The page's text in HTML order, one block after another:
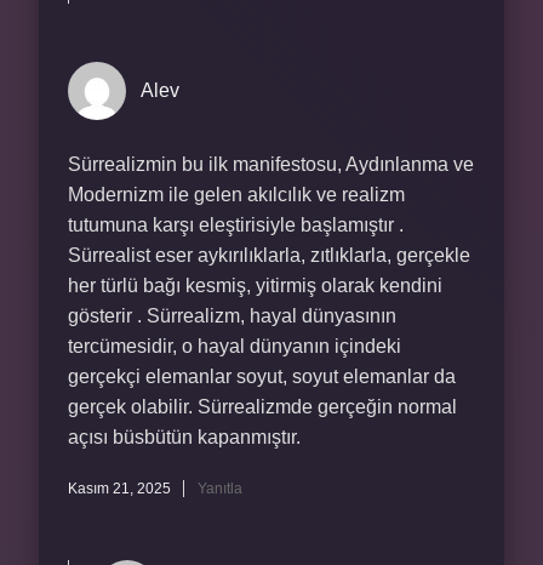
Alev
Sürrealizmin bu ilk manifestosu, Aydınlanma ve
Modernizm ile gelen akılcılık ve realizm
tutumuna karşı eleştirisiyle başlamıştır .
Sürrealist eser aykırılıklarla, zıtlıklarla, gerçekle
her türlü bağı kesmiş, yitirmiş olarak kendini
gösterir . Sürrealizm, hayal dünyasının
tercümesidir, o hayal dünyanın içindeki
gerçekçi elemanlar soyut, soyut elemanlar da
gerçek olabilir. Sürrealizmde gerçeğin normal
açısı büsbütün kapanmıştır.
Kasım 21, 2025 Yanıtla